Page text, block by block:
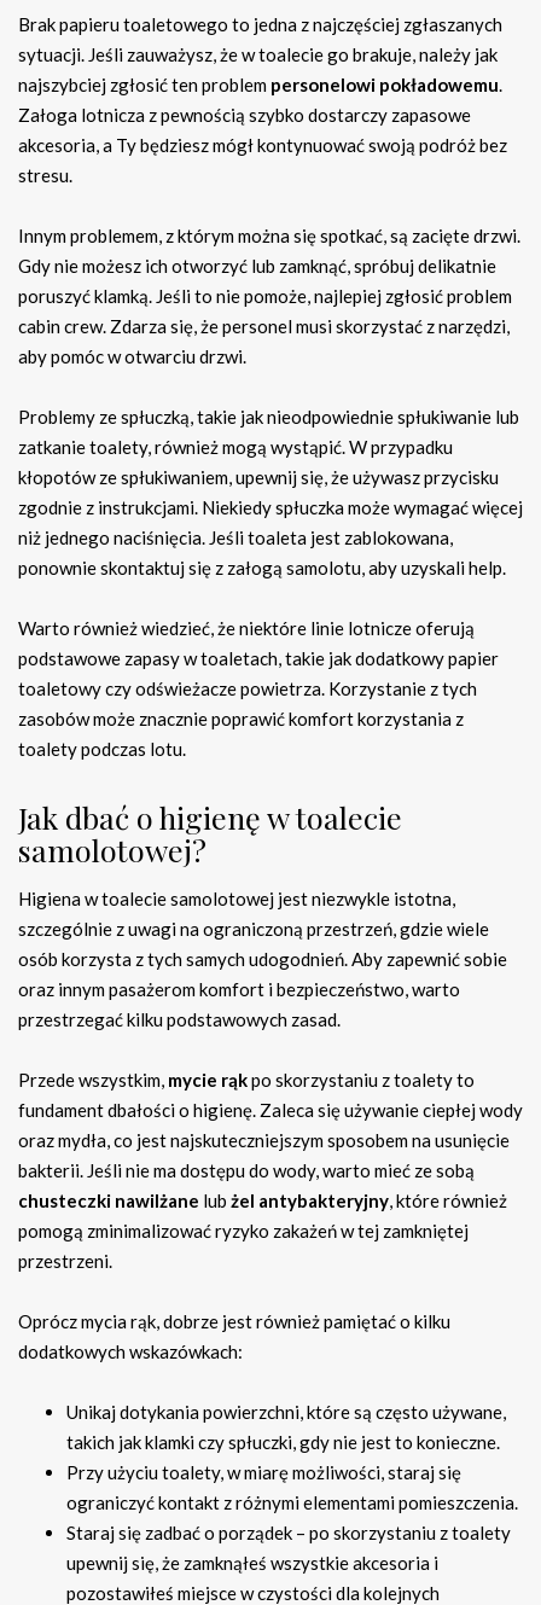
Brak papieru toaletowego to jedna z najczęściej zgłaszanych
sytuacji. Jeśli zauważysz, że w toalecie go brakuje, należy jak
najszybciej zgłosić ten problem personelowi pokładowemu.
Załoga lotnicza z pewnością szybko dostarczy zapasowe
akcesoria, a Ty będziesz mógł kontynuować swoją podróż bez
stresu.
Innym problemem, z którym można się spotkać, są zacięte drzwi.
Gdy nie możesz ich otworzyć lub zamknąć, spróbuj delikatnie
poruszyć klamką. Jeśli to nie pomoże, najlepiej zgłosić problem
cabin crew. Zdarza się, że personel musi skorzystać z narzędzi,
aby pomóc w otwarciu drzwi.
Problemy ze spłuczką, takie jak nieodpowiednie spłukiwanie lub
zatkanie toalety, również mogą wystąpić. W przypadku
kłopotów ze spłukiwaniem, upewnij się, że używasz przycisku
zgodnie z instrukcjami. Niekiedy spłuczka może wymagać więcej
niż jednego naciśnięcia. Jeśli toaleta jest zablokowana,
ponownie skontaktuj się z załogą samolotu, aby uzyskali help.
Warto również wiedzieć, że niektóre linie lotnicze oferują
podstawowe zapasy w toaletach, takie jak dodatkowy papier
toaletowy czy odświeżacze powietrza. Korzystanie z tych
zasobów może znacznie poprawić komfort korzystania z
toalety podczas lotu.
Jak dbać o higienę w toalecie
samolotowej?
Higiena w toalecie samolotowej jest niezwykle istotna,
szczególnie z uwagi na ograniczoną przestrzeń, gdzie wiele
osób korzysta z tych samych udogodnień. Aby zapewnić sobie
oraz innym pasażerom komfort i bezpieczeństwo, warto
przestrzegać kilku podstawowych zasad.
Przede wszystkim, mycie rąkpo skorzystaniu z toalety to
fundament dbałości o higienę. Zaleca się używanie ciepłej wody
oraz mydła, co jest najskuteczniejszym sposobem na usunięcie
bakterii. Jeśli nie ma dostępu do wody, warto mieć ze sobą
chusteczki nawilżane lub żel antybakteryjny, które również
pomogą zminimalizować ryzyko zakażeń w tej zamkniętej
przestrzeni.
Oprócz mycia rąk, dobrze jest również pamiętać o kilku
dodatkowych wskazówkach:
Unikaj dotykania powierzchni, które są często używane,
takich jak klamki czy spłuczki, gdy nie jest to konieczne.
Przy użyciu toalety, w miarę możliwości, staraj się
ograniczyć kontakt z różnymi elementami pomieszczenia.
Staraj się zadbać o porządek – po skorzystaniu z toalety
upewnij się, że zamknąłeś wszystkie akcesoria i
pozostawiłeś miejsce w czystości dla kolejnych